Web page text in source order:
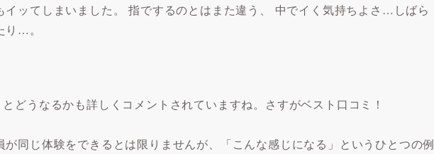
イッてしまいました。 指でするのとはまた違う、 中でイく気持ちよさ…しばら
り…。
とどうなるかも詳しくコメントされていますね。さすがベスト口コミ！
が同じ体験をできるとは限りませんが、「こんな感じになる」というひとつの例